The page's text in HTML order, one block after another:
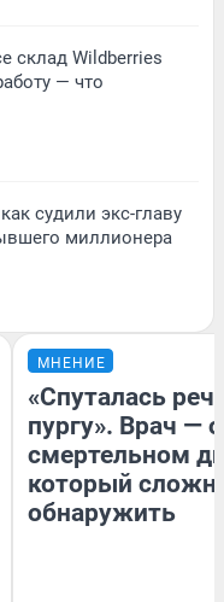
склад Wildberries
— что
судили экс-главу
миллионера
МНЕНИЕ
«Спуталась
пургу». Врач — о
смертельном
который
обнаружить